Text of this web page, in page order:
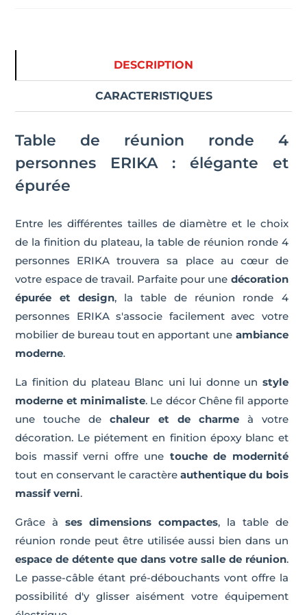
DESCRIPTION
CARACTERISTIQUES
Table de réunion ronde 4
personnes ERIKA : élégante et
épurée
Entre les différentes tailles de diamètre et le choix
de la finition du plateau, la table de réunion ronde 4
personnes ERIKA trouvera sa place au cœur de
votre espace de travail. Parfaite pour une décoration
épurée et design, la table de réunion ronde 4
personnes ERIKA s'associe facilement avec votre
mobilier de bureau tout en apportant une ambiance
moderne.
La finition du plateau Blanc uni lui donne un style
moderne et minimaliste. Le décor Chêne fil apporte
une touche dechaleur et de charmeà votre
décoration. Le piétement en finition époxy blanc et
bois massif verni offre une touche de modernité
tout en conservant le caractèreauthentique du bois
massif verni.
Grâce àses dimensions compactes, la table de
réunion ronde peut être utilisée aussi bien dans un
espace de détente que dans votre salle de réunion.
Le passe-câble étant pré-débouchants vont offre la
possibilité d'y glisser aisément votre équipement